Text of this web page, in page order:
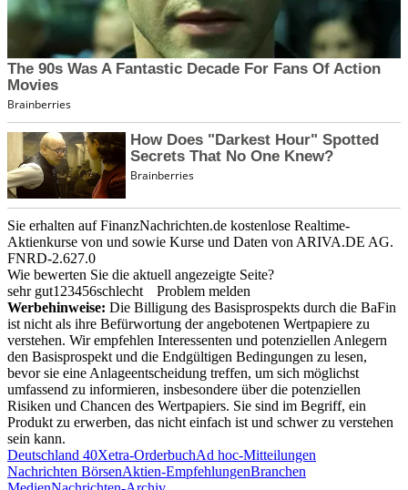
Sie erhalten auf FinanzNachrichten.de kostenlose Realtime-
Aktienkurse von und sowie Kurse und Daten von ARIVA.DE AG.
FNRD-2.627.0
Wie bewerten Sie die aktuell angezeigte Seite?
sehr gut1 23456schlecht
Problem melden
Werbehinweise: Die Billigung des Basisprospekts durch die BaFin
ist nicht als ihre Befürwortung der angebotenen Wertpapiere zu
verstehen. Wir empfehlen Interessenten und potenziellen Anlegern
den Basisprospekt und die Endgültigen Bedingungen zu lesen,
bevor sie eine Anlageentscheidung treffen, um sich möglichst
umfassend zu informieren, insbesondere über die potenziellen
Risiken und Chancen des Wertpapiers. Sie sind im Begriff, ein
Produkt zu erwerben, das nicht einfach ist und schwer zu verstehen
sein kann.
Deutschland 40Xetra-OrderbuchAd hoc-Mitteilungen
Nachrichten BörsenAktien-EmpfehlungenBranchen